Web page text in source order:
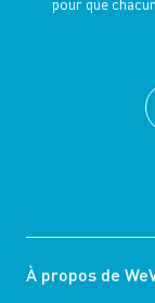
pour que
À propos de